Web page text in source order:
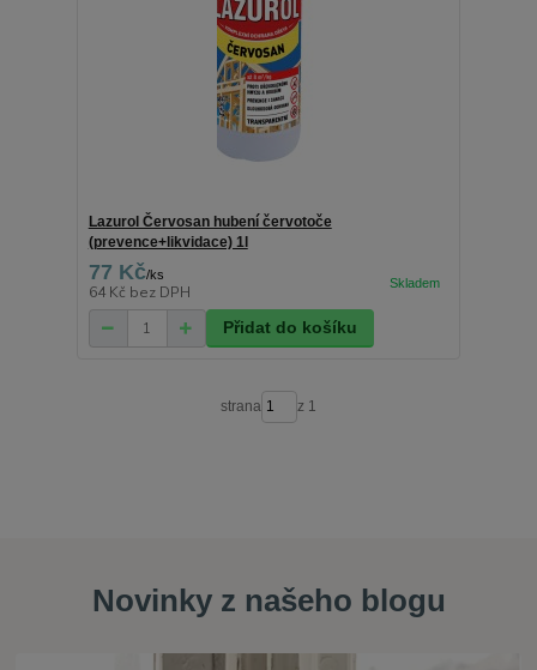
Lazurol Červosan hubení červotoče
(prevence+likvidace) 1l
77 Kč/ks
64 Kč bez DPH
Přidat do košíku
strana z 1
Novinky z našeho blogu